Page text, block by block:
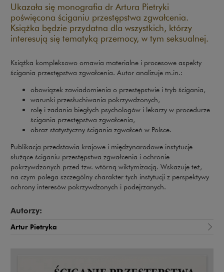
Ukazała się monografia dr Artura Pietryki
poświęcona ściganiu przestępstwa zgwałcenia.
Książka będzie przydatna dla wszystkich, którzy
interesują się tematyką przemocy, w tym seksualnej.
Książka kompleksowo omawia materialne i procesowe aspekty
ścigania przestępstwa zgwałcenia. Autor analizuje m.in.:
obowiązek zawiadomienia o przestępstwie i tryb ścigania,
warunki przesłuchiwania pokrzywdzonych,
rolę i zadania biegłych psychologów i lekarzy w procedurze
ścigania przestępstwa zgwałcenia,
obraz statystyczny ścigania zgwałceń w Polsce.
Publikacja przedstawia krajowe i międzynarodowe instytucje
służące ściganiu przestępstwa zgwałcenia i ochronie
pokrzywdzonych przed tzw. wtórną wiktymizacją. Wskazuje też,
na czym polega szczególny charakter tych instytucji z perspektywy
ochrony interesów pokrzywdzonych i podejrzanych.
Autorzy:
Artur Pietryka